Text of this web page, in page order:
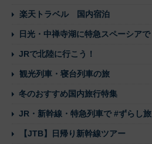
楽天トラベル 国内宿泊
日光・中禅寺湖に特急スペーシアで
JRで北陸に行こう！
観光列車・寝台列車の旅
冬のおすすめ国内旅行特集
JR・新幹線・特急列車で #ずらし旅
【JTB】日帰り新幹線ツアー